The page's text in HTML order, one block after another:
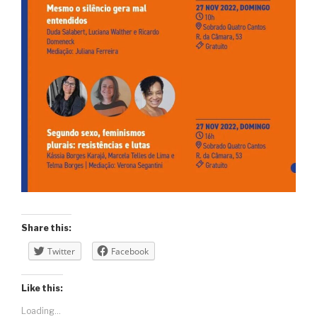
Share this:
Twitter Facebook
Like this:
Loading...